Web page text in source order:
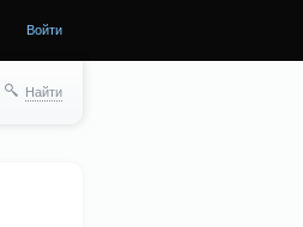
Войти
Найти